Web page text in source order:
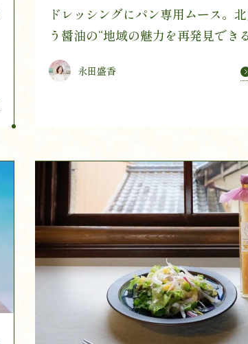
ドレッシングにパン専用ムース。
う醤油の“地域の魅力を再発見でき
り
永田盛香